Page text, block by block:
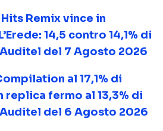
Remix vince in
14,5 contro 14,1% di
del 7 Agosto 2026
al 17,1% di
replica fermo al 13,3% di
del 6 Agosto 2026